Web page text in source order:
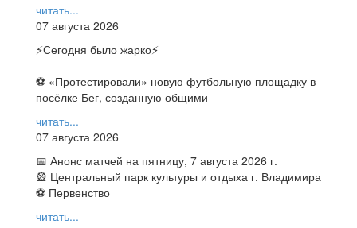
читать...
07 августа 2026
⚡️Сегодня было жарко⚡️
⚽ ️«Протестировали» новую футбольную площадку в
посёлке Бег, созданную общими
читать...
07 августа 2026
📅 Анонс матчей на пятницу, 7 августа 2026 г.
🎡 Центральный парк культуры и отдыха г. Владимира
⚽ Первенство
читать...